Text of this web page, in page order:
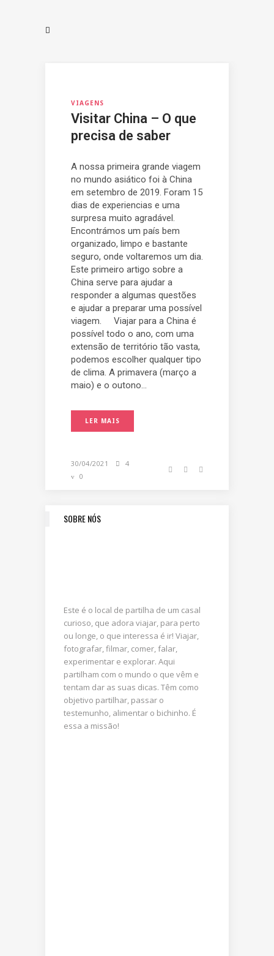
VIAGENS
Visitar China – O que
precisa de saber
A nossa primeira grande viagem
no mundo asiático foi à China
em setembro de 2019. Foram 15
dias de experiencias e uma
surpresa muito agradável.
Encontrámos um país bem
organizado, limpo e bastante
seguro, onde voltaremos um dia.
Este primeiro artigo sobre a
China serve para ajudar a
responder a algumas questões
e ajudar a preparar uma possível
viagem. Viajar para a China é
possível todo o ano, com uma
extensão de território tão vasta,
podemos escolher qualquer tipo
de clima. A primavera (março a
maio) e o outono...
LER MAIS
30/04/2021
4
0
SOBRE NÓS
Este é o local de partilha de um casal
curioso, que adora viajar, para perto
ou longe, o que interessa é ir! Viajar,
fotografar, filmar, comer, falar,
experimentar e explorar. Aqui
partilham com o mundo o que vêm e
tentam dar as suas dicas. Têm como
objetivo partilhar, passar o
testemunho, alimentar o bichinho. É
essa a missão!